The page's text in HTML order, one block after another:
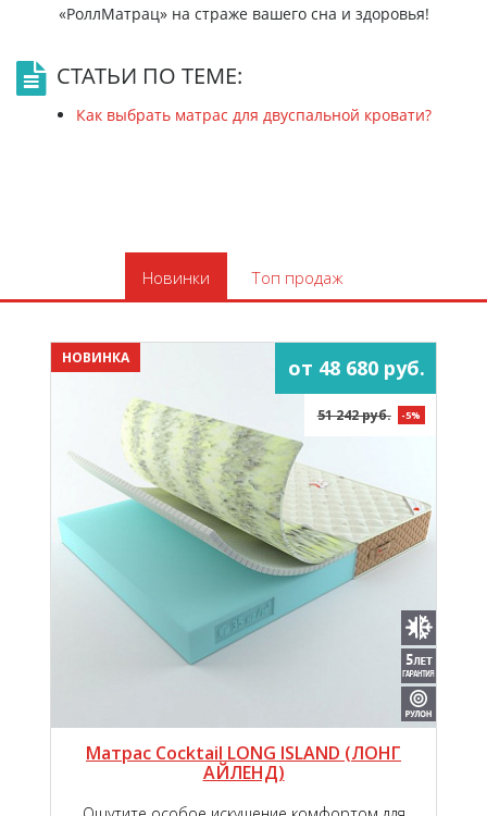
«РоллМатрац» на страже вашего сна и здоровья!
СТАТЬИ ПО ТЕМЕ:
Как выбрать матрас для двуспальной кровати?
Новинки Топ продаж
НОВИНКА от 48 680 руб.
51 242 руб. -5%
Матрас Cocktail LONG ISLAND (ЛОНГ
АЙЛЕНД)